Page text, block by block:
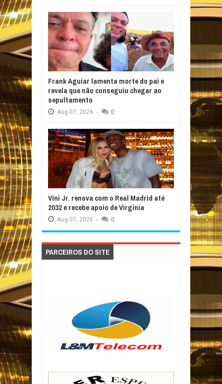
Frank Aguiar lamenta morte do pai e
revela que não conseguiu chegar ao
sepultamento
Aug 07, 2026 - 0
Vini Jr. renova com o Real Madrid até
2032 e recebe apoio de Virginia
Aug 07, 2026 - 0
PARCEIROS DO SITE